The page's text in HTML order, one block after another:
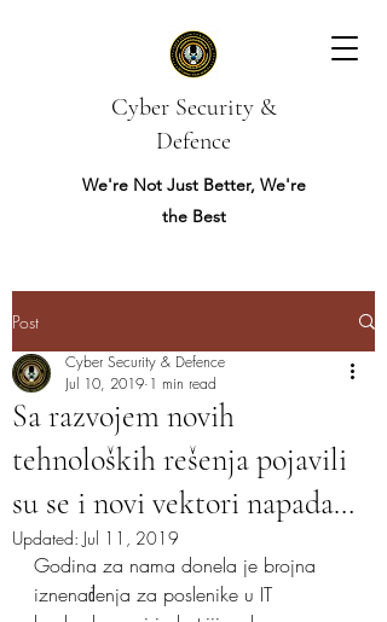
Cyber Security &
Defence
We're Not Just Better, We're
the Best
Post
Sa razvojem novih
tehnoloških rešenja pojavili
su se i novi vektori napada…
Cyber Security & Defence
Jul 10, 2019 1 min read
Updated: Jul 11, 2019
Godina za nama donela je brojna
iznenađenja za poslenike u IT